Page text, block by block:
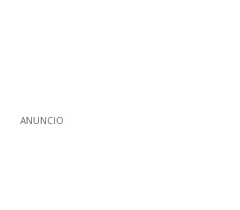
ANUNCIO